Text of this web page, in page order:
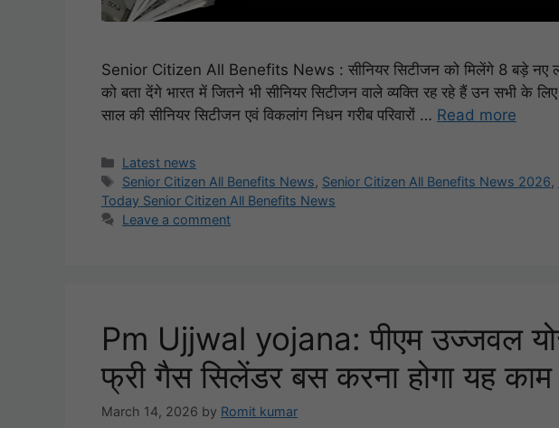
Senior Citizen All Benefits News : सीनियर सिटीजन को मिलेंगे 8 बड़े नए
को बता देंगे भारत में जितने भी सीनियर सिटीजन वाले व्यक्ति रह रहे हैं उन सभी के
साल की सीनियर सिटीजन एवं विकलांग निधन गरीब परिवारों … Read more
Categories
Latest news
Tags
Senior Citizen All Benefits News, Senior Citizen All Benefits News 2026,
Today Senior Citizen All Benefits News
Leave a comment
Pm Ujjwal yojana: पीएम उज्जवल
फ्री गैस सिलेंडर बस करना होगा यह काम
March 14, 2026 by Romit kumar